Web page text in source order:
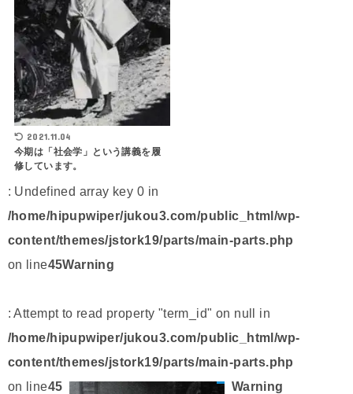
2021.11.04
今期は「社会学」という講義を履
修しています。
: Undefined array key 0 in
/home/hipupwiper/jukou3.com/public_html/wp-
content/themes/jstork19/parts/main-parts.php
on line45Warning
: Attempt to read property "term_id" on null in
/home/hipupwiper/jukou3.com/public_html/wp-
content/themes/jstork19/parts/main-parts.php
on line45 Warning